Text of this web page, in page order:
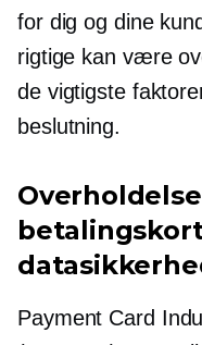
for dig og dine
rigtige kan være
de vigtigste
beslutning.
Payment Card